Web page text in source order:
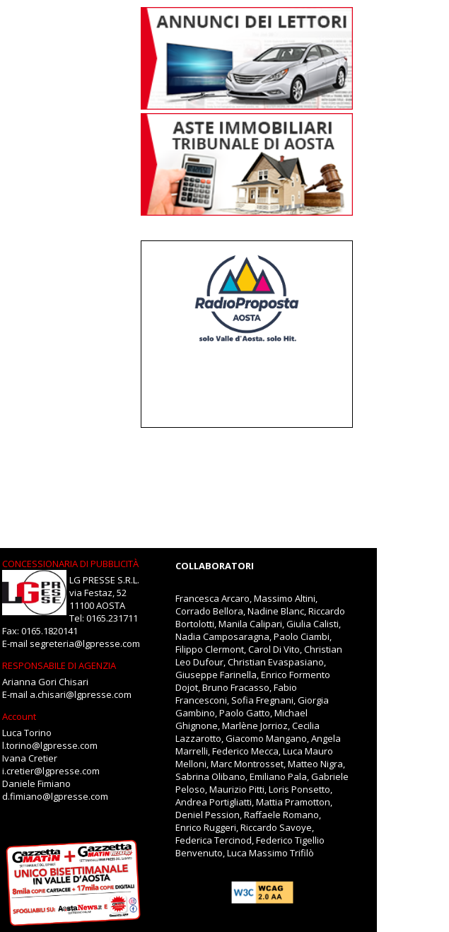
CONCESSIONARIA DI PUBBLICITÀ
LG PRESSE S.R.L.
via Festaz, 52
11100 AOSTA
Tel: 0165.231711
Fax: 0165.1820141
E-mail segreteria@lgpresse.com
RESPONSABILE DI AGENZIA
Arianna Gori Chisari
E-mail a.chisari@lgpresse.com
Account
Luca Torino
l.torino@lgpresse.com
Ivana Cretier
i.cretier@lgpresse.com
Daniele Fimiano
d.fimiano@lgpresse.com
COLLABORATORI
Francesca Arcaro, Massimo Altini,
Corrado Bellora, Nadine Blanc, Riccardo
Bortolotti, Manila Calipari, Giulia Calisti,
Nadia Camposaragna, Paolo Ciambi,
Filippo Clermont, Carol Di Vito, Christian
Leo Dufour, Christian Evaspasiano,
Giuseppe Farinella, Enrico Formento
Dojot, Bruno Fracasso, Fabio
Francesconi, Sofia Fregnani, Giorgia
Gambino, Paolo Gatto, Michael
Ghignone, Marlène Jorrioz, Cecilia
Lazzarotto, Giacomo Mangano, Angela
Marrelli, Federico Mecca, Luca Mauro
Melloni, Marc Montrosset, Matteo Nigra,
Sabrina Olibano, Emiliano Pala, Gabriele
Peloso, Maurizio Pitti, Loris Ponsetto,
Andrea Portigliatti, Mattia Pramotton,
Deniel Pession, Raffaele Romano,
Enrico Ruggeri, Riccardo Savoye,
Federica Tercinod, Federico Tigellio
Benvenuto, Luca Massimo Trifilò